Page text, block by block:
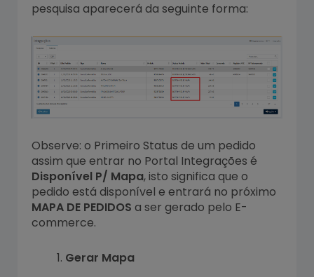
pesquisa aparecerá da seguinte forma:
Observe: o Primeiro Status de um pedido
assim que entrar no Portal Integrações é
Disponível P/ Mapa, isto significa que o
pedido está disponível e entrará no próximo
MAPA DE PEDIDOS a ser gerado pelo E-
commerce.
Gerar Mapa